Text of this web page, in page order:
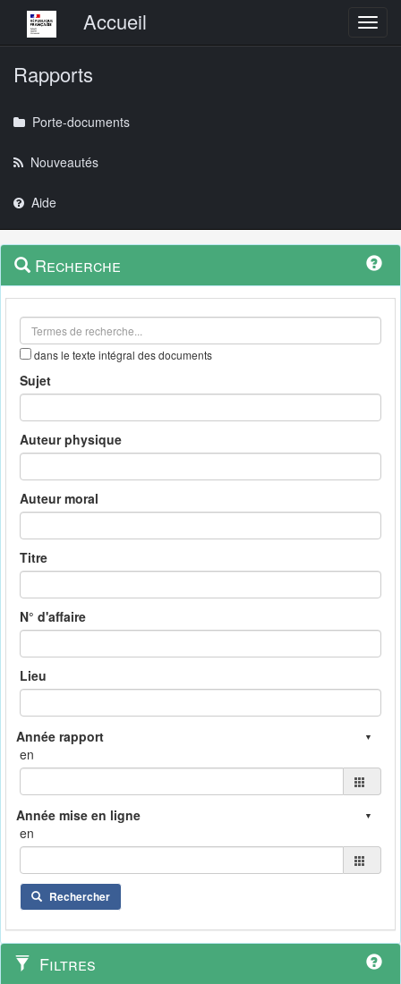
Menu principalAccueil
Rapports
Porte-documents
Nouveautés
Aide
Navigation
outils
Menu
contextuel
Recherche
dans le texte intégral des documents
Sujet
Auteur physique
Auteur moral
Titre
N° d'affaire
Lieu
en
en
Rechercher
Filtres